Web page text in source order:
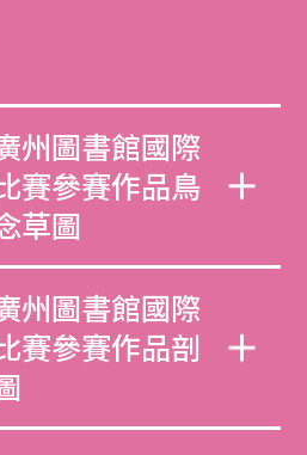
州圖書館國際
賽參賽作品鳥
草圖
州圖書館國際
賽參賽作品剖